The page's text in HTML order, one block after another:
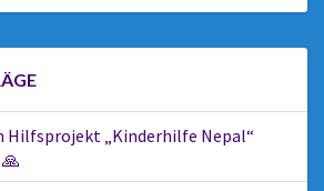
Hilfsprojekt „Kinderhilfe Nepal“